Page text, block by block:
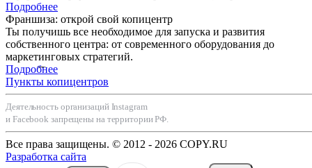
Подробнее
Франшиза: открой свой копицентр
Ты получишь все необходимое для запуска и развития
собственного центра: от современного оборудования до
маркетинговых стратегий.
Подробнее
Пункты копицентров
Деятельность организаций Instagram
и Facebook запрещены на территории РФ.
Все права защищены. © 2012 - 2026 COPY.RU
Разработка сайта